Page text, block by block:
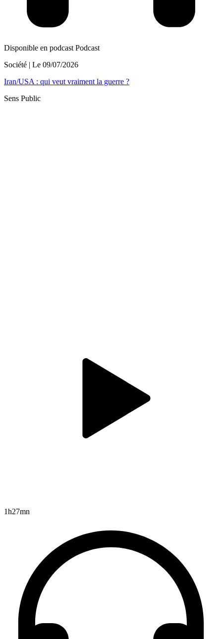
Disponible en podcast Podcast
Société | Le 09/07/2026
Iran/USA : qui veut vraiment la guerre ?
Sens Public
1h27mn